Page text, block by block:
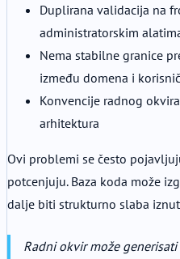
Duplirana validacija na
administratorskim
Nema stabilne granice
između domena i
Konvencije radnog
arhitektura
Ovi problemi se često
potcenjuju. Baza koda može
dalje biti strukturno slaba
Radni okvir može